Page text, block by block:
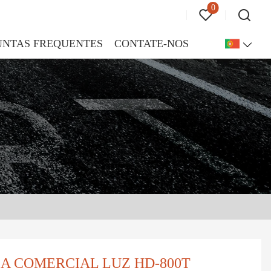
0
FREQUENTES CONTATE-NOS
COMERCIAL LUZ HD-800T